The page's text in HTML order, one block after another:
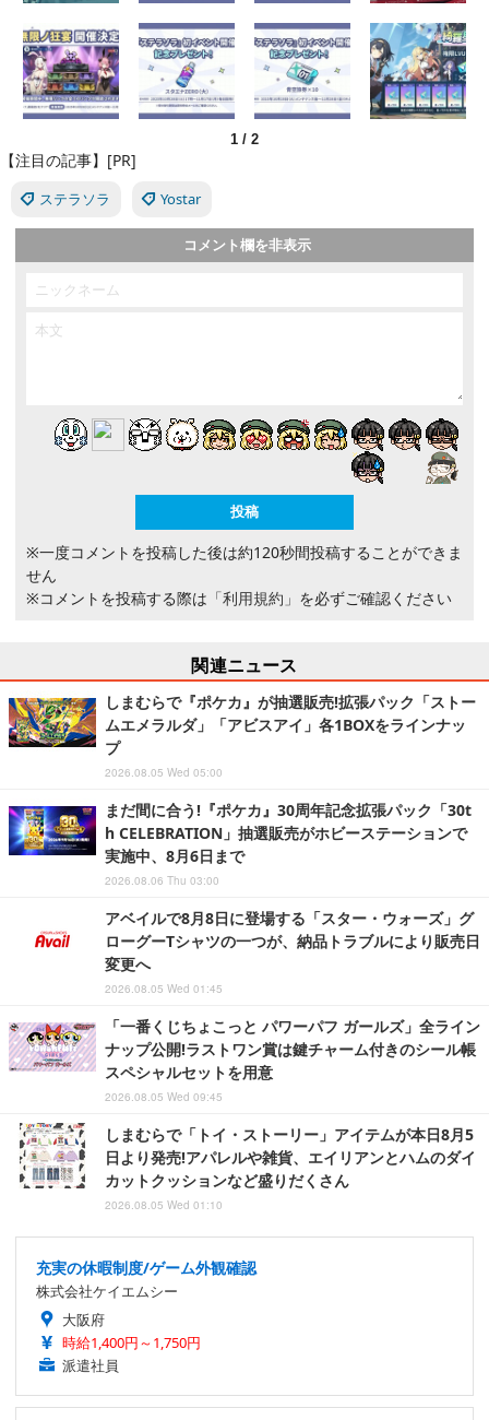
1 / 2
【注目の記事】[PR]
ステラソラ Yostar
コメント欄を非表示
※一度コメントを投稿した後は約120秒間投稿することができま
せん
※コメントを投稿する際は 「利用規約」 を必ずご確認ください
関連ニュース
しまむらで『ポケカ』が抽選販売!拡張パック「ストー
ムエメラルダ」「アビスアイ」各1BOXをラインナッ
プ
2026.08.05 Wed 05:00
まだ間に合う!『ポケカ』30周年記念拡張パック「30t
h CELEBRATION」抽選販売がホビーステーションで
実施中、8月6日まで
2026.08.06 Thu 03:00
アベイルで8月8日に登場する「スター・ウォーズ」グ
ローグーTシャツの一つが、納品トラブルにより販売日
変更へ
2026.08.05 Wed 01:45
「一番くじちょこっと パワーパフ ガールズ」全ライン
ナップ公開!ラストワン賞は鍵チャーム付きのシール帳
スペシャルセットを用意
2026.08.05 Wed 09:45
しまむらで「トイ・ストーリー」アイテムが本日8月5
日より発売!アパレルや雑貨、エイリアンとハムのダイ
カットクッションなど盛りだくさん
2026.08.05 Wed 01:10
充実の休暇制度/ゲーム外観確認
株式会社ケイエムシー
大阪府
時給1,400円～1,750円
派遣社員